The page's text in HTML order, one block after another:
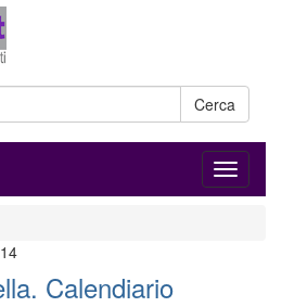
Cerca
Calendiario